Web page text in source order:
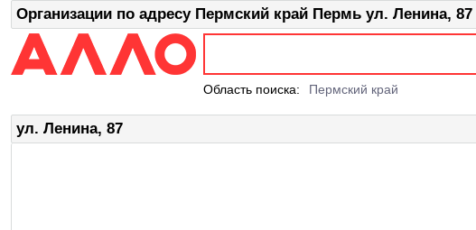
Организации по адресу Пермский край Пермь ул. Ленина, 87
Область поиска: Пермский край
ул. Ленина, 87